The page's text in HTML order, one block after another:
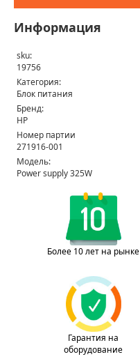
Информация
sku:
19756
Категория:
Блок питания
Бренд:
HP
Номер партии
271916-001
Модель:
Power supply 325W
Более 10 лет на рынке
Гарантия на
оборудование